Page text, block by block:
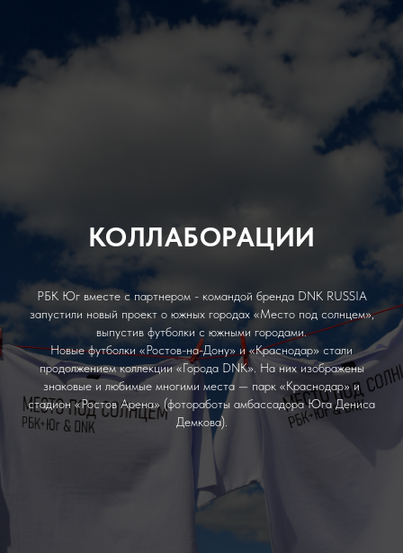
КОЛЛАБОРАЦИИ
РБК Юг вместе с партнером - командой бренда DNK RUSSIA
запустили новый проект о южных городах «Место под солнцем»,
выпустив футболки с южными городами.
Новые футболки «Ростов-на-Дону» и «Краснодар» стали
продолжением коллекции «Города DNK». На них изображены
знаковые и любимые многими места — парк «Краснодар» и
стадион «Ростов Арена» (фотоработы амбассадора Юга Дениса
Демкова).